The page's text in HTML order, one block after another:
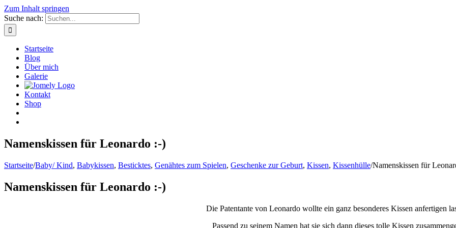
Zum Inhalt springen
Suche nach:
Startseite
Blog
Über mich
Galerie
Kontakt
Shop
Namenskissen für Leonardo :-)
Startseite/Baby/ Kind, Babykissen, Besticktes, Genähtes zum Spielen, Geschenke zur Geburt, Kissen, Kissenhülle/Namenskissen für
Namenskissen für Leonardo :-)
Die Patentante von Leonardo wollte ein ganz besonderes Kissen anfertigen
Passend zu seinem Namen hat sie sich dann dieses tolle Kissen